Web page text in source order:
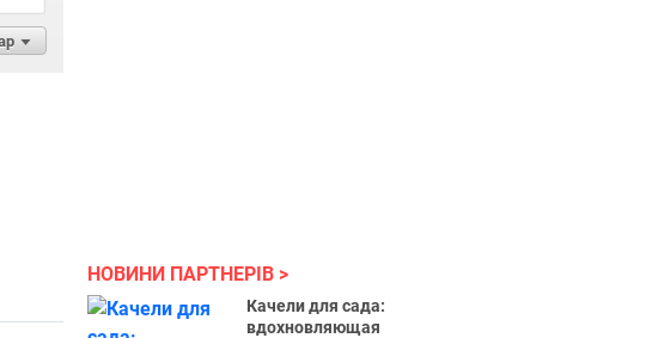
НОВИНИ ПАРТНЕРІВ
Качели для сада:
вдохновляющая